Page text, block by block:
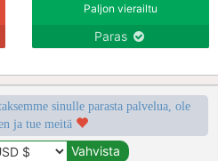
Paljon vierailtu
Paras
sinulle parasta palvelua, ole
ja tue meitä